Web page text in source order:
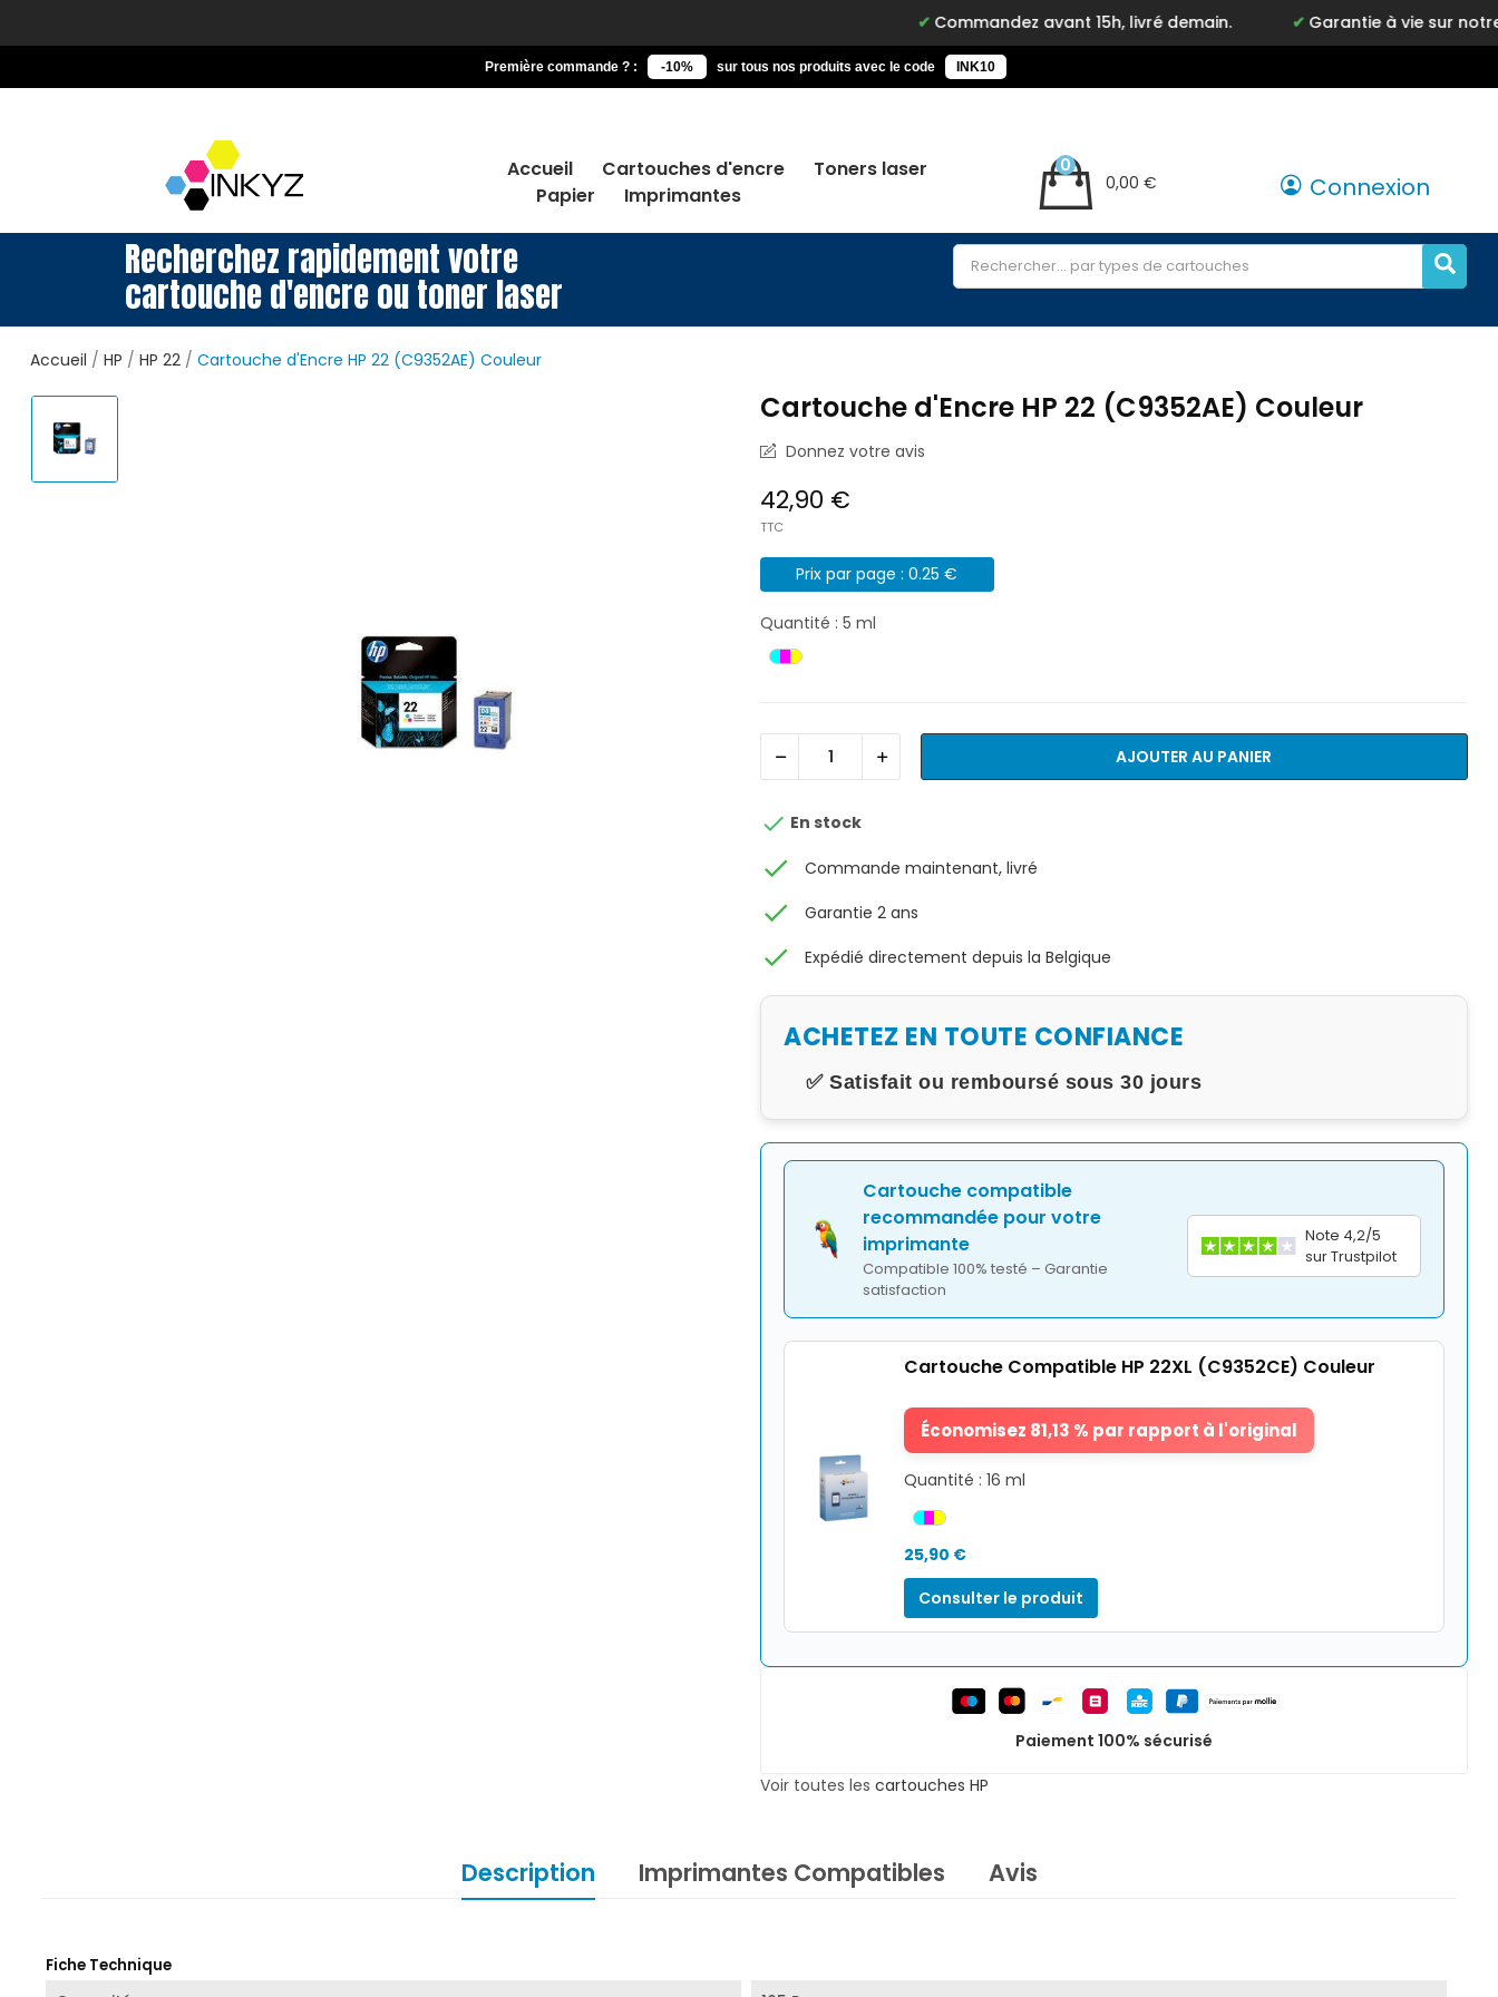
Commandez avant 15h, livré demain. Garantie à vie sur notre marque
Première commande ? : -10% sur tous nos produits avec le code INK10
Accueil Cartouches d'encre
Toners laser
Papier
Imprimantes
0,00 €
0
Connexion
Recherchez rapidement votre
cartouche d'encre ou toner laser
Accueil HP HP 22 Cartouche d'Encre HP 22 (C9352AE) Couleur
Cartouche d'Encre HP 22 (C9352AE) Couleur
Donnez votre avis
42,90 €
TTC
Prix par page : 0.25 €
Quantité : 5 ml
AJOUTER AU PANIER
 En stock
check Commande maintenant, livré
check Garantie 2 ans
check Expédié directement depuis la Belgique
ACHETEZ EN TOUTE CONFIANCE
✅ Satisfait ou remboursé sous 30 jours
Cartouche compatible
recommandée pour votre
imprimante
Compatible 100% testé – Garantie
satisfaction
Note 4,2/5
sur Trustpilot
Cartouche Compatible HP 22XL (C9352CE) Couleur
Économisez 81,13 % par rapport à l'original
Quantité : 16 ml
25,90 €
Consulter le produit
Paiement 100% sécurisé
Voir toutes les cartouches HP
Description Imprimantes Compatibles Avis
Fiche Technique